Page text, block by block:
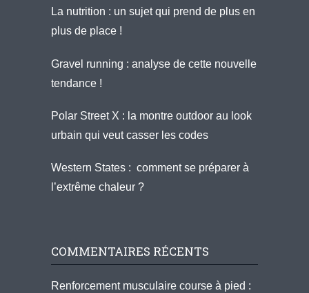
La nutrition : un sujet qui prend de plus en
plus de place !
Gravel running : analyse de cette nouvelle
tendance !
Polar Street X : la montre outdoor au look
urbain qui veut casser les codes
Western States : comment se préparer à
l’extrême chaleur ?
COMMENTAIRES RÉCENTS
Renforcement musculaire course à pied :